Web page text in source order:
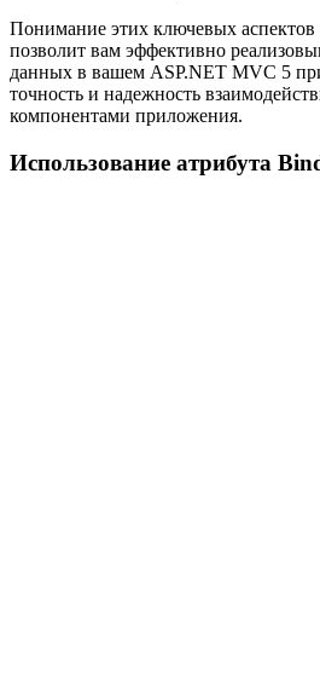
Понимание этих ключевых аспектов
позволит вам эффективно
данных в вашем ASP.NET MVC 5
точность и надежность
компонентами приложения.
Использование атрибута